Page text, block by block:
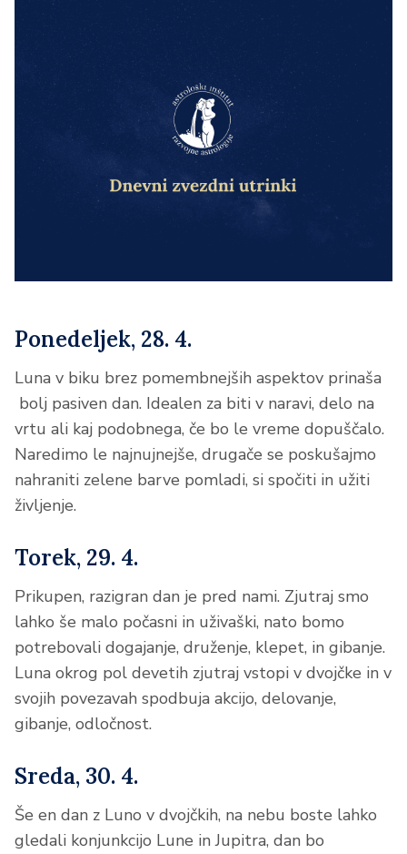
Ponedeljek, 28. 4.
Luna v biku brez pomembnejših aspektov prinaša
bolj pasiven dan. Idealen za biti v naravi, delo na
vrtu ali kaj podobnega, če bo le vreme dopuščalo.
Naredimo le najnujnejše, drugače se poskušajmo
nahraniti zelene barve pomladi, si spočiti in užiti
življenje.
Torek, 29. 4.
Prikupen, razigran dan je pred nami. Zjutraj smo
lahko še malo počasni in uživaški, nato bomo
potrebovali dogajanje, druženje, klepet, in gibanje.
Luna okrog pol devetih zjutraj vstopi v dvojčke in v
svojih povezavah spodbuja akcijo, delovanje,
gibanje, odločnost.
Sreda, 30. 4.
Še en dan z Luno v dvojčkih, na nebu boste lahko
gledali konjunkcijo Lune in Jupitra, dan bo